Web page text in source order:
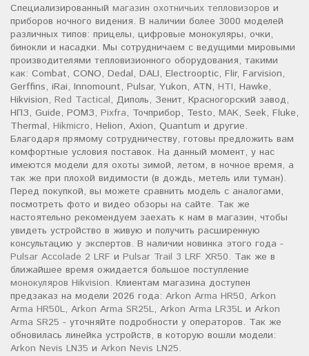
Специализированный магазин охотничьих тепловизоров и
приборов ночного видения. В наличии более 3000 моделей
различных типов: прицелы, цифровые монокуляры, очки,
бинокли и насадки. Мы сотрудничаем с ведущими мировыми
производителями тепловизионного оборудования, такими
как: Combat, CONO, Dedal, DALI, Electrooptic, Flir, Farvision,
Gerffins, iRai, Innomount, Pulsar, Yukon, ATN, HTI, Hawke,
Hikvision, Red Tactical, Диполь, Зенит, Красногорский завод,
НПЗ, Guide, РОМЗ, Pixfra, Точприбор, Testo, MAK, Seek, Fluke,
Thermal, Hikmicro, Helion, Axion, Quantum и другие.
Благодаря прямому сотрудничеству, готовы предложить вам
комфортные условия поставок. На данный момент, у нас
имеются модели для охоты зимой, летом, в ночное время, а
так же при плохой видимости (в дождь, метель или туман).
Перед покупкой, вы можете сравнить модель с аналогами,
посмотреть фото и видео обзоры на сайте. Так же
настоятельно рекомендуем заехать к нам в магазин, чтобы
увидеть устройство в живую и получить расширенную
консультацию у экспертов. В наличии новинка этого года -
Pulsar Accolade 2 LRF и Pulsar Trail 3 LRF XR50. Так же в
ближайшее время ожидается большое поступление
монокуляров Hikvision. Клиентам магазина доступен
предзаказ на модели 2026 года: Arkon Arma HR50, Arkon
Arma HR50L, Arkon Arma SR25L, Arkon Arma LR35L и Arkon
Arma SR25 - уточняйте подробности у операторов. Так же
обновилась линейка устройств, в которую вошли модели:
Arkon Nevis LN35 и Arkon Nevis LN25.